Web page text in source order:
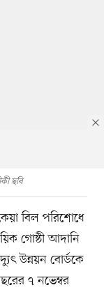
ছবি
বিল পরিশোধে
গোষ্ঠী আদানি
উন্নয়ন বোর্ডকে
৭ নভেম্বর